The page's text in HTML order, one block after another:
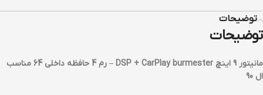
توضیحات
توضیحات
مانیتور 9 اینچ DSP + CarPlay burmester – رم 4 حافظه داخلی 64 مناسب
ال 90